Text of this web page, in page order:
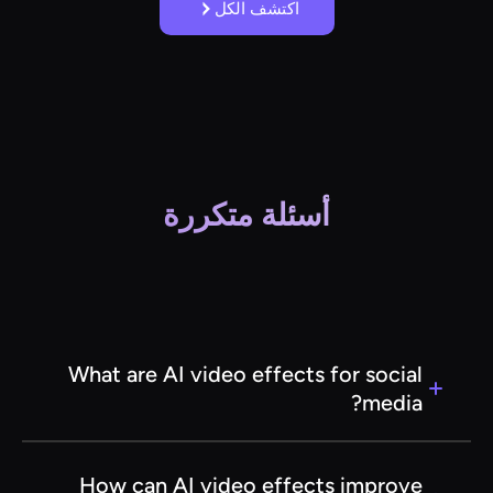
اكتشف الكل
أسئلة متكررة
What are AI video effects for social
media?
tools that use artificial intelligence to enhance
How can AI video effects improve